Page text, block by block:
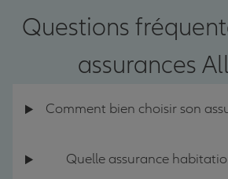
Questions
assurances
Comment bien choisir son
Quelle assurance